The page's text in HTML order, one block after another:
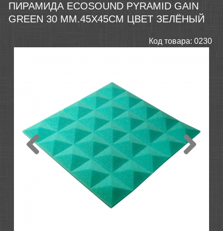
ПИРАМИДА ECOSOUND PYRAMID GAIN
GREEN 30 ММ.45Х45СМ ЦВЕТ ЗЕЛЁНЫЙ
Код товара: 0230